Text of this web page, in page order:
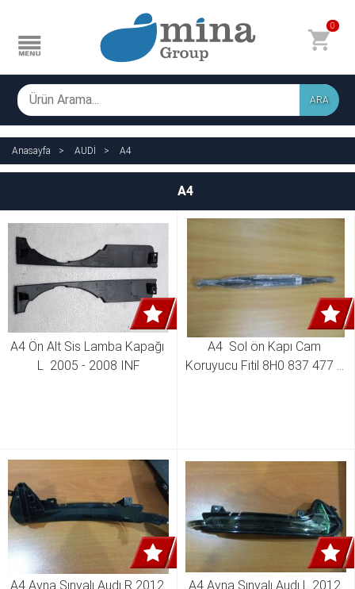
0
ARA
Anasayfa AUDİ A4
A4
A4 Ön Alt Sis Lamba Kapağı
L  2005 - 2008 INF
A4  Sol ön Kapı Cam
Koruyucu Fitil 8H0 837 477 B
A4 Ayna Sınyalı Audı R 2012
A4 Ayna Sınyalı Audı L 2012